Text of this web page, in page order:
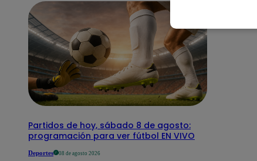
Partidos de hoy, sábado 8 de agosto:
programación para ver fútbol EN VIVO
Deportes 08 de agosto 2026